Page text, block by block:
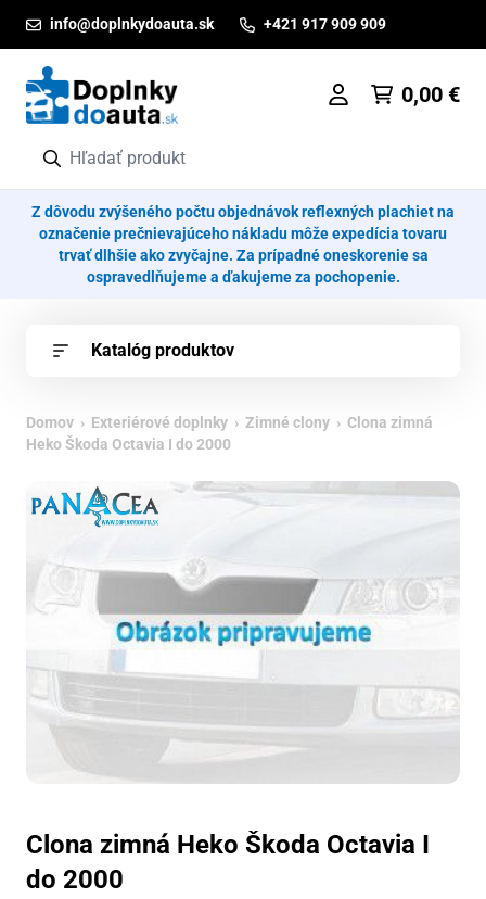
info@doplnkydoauta.sk +421 917 909 909
0,00 €
Z dôvodu zvýšeného počtu objednávok reflexných plachiet na
označenie prečnievajúceho nákladu môže expedícia tovaru
trvať dlhšie ako zvyčajne. Za prípadné oneskorenie sa
ospravedlňujeme a ďakujeme za pochopenie.
Katalóg produktov
Domov › Exteriérové doplnky › Zimné clony › Clona zimná
Heko Škoda Octavia I do 2000
Clona zimná Heko Škoda Octavia I
do 2000